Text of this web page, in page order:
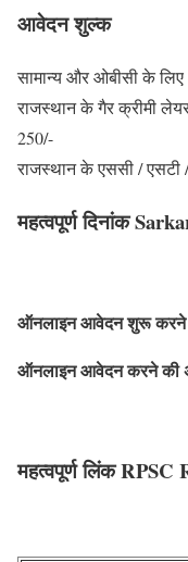
आवेदन शुल्क
सामान्य और ओबीसी के
राजस्थान के गैर क्रीमी
250/-
राजस्थान के एससी /
महत्वपूर्ण दिनांक
ऑनलाइन आवेदन शुरू करने
ऑनलाइन आवेदन करने की
महत्वपूर्ण लिंक